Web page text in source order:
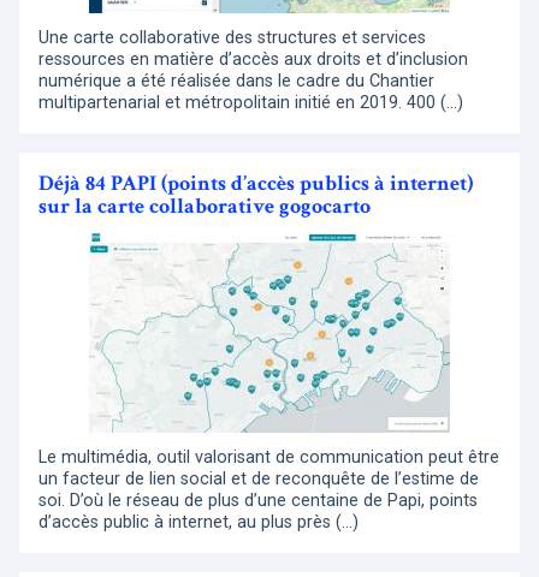
Une carte collaborative des structures et services
ressources en matière d’accès aux droits et d’inclusion
numérique a été réalisée dans le cadre du Chantier
multipartenarial et métropolitain initié en 2019. 400 (…)
Déjà 84 PAPI (points d’accès publics à internet)
sur la carte collaborative gogocarto
Le multimédia, outil valorisant de communication peut être
un facteur de lien social et de reconquête de l’estime de
soi. D’où le réseau de plus d’une centaine de Papi, points
d’accès public à internet, au plus près (…)